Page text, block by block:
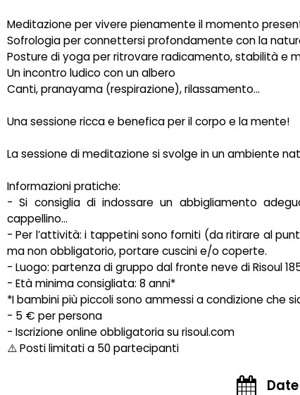
Meditazione per vivere pienamente il momento
Sofrologia per connettersi profondamente con la
Posture di yoga per ritrovare radicamento, stabilità e
Un incontro ludico con un albero
Canti, pranayama (respirazione), rilassamento…
Una sessione ricca e benefica per il corpo e la mente!
La sessione di meditazione si svolge in un ambiente
Informazioni pratiche:
- Si consiglia di indossare un abbigliamento
cappellino…
- Per l’attività: i tappetini sono forniti (da ritirare al
ma non obbligatorio, portare cuscini e/o coperte.
- Luogo: partenza di gruppo dal fronte neve di Risoul
- Età minima consigliata: 8 anni*
*I bambini più piccoli sono ammessi a condizione che
- 5 € per persona
- Iscrizione online obbligatoria su risoul.com
⚠️ Posti limitati a 50 partecipanti